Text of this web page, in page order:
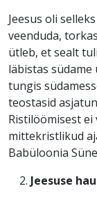
Jeesus oli
veenduda,
ütleb, et sealt
läbistas
tungis
teostasid
Ristilöömisest ei
mittekristlikud
Babüloonia
Jeesuse